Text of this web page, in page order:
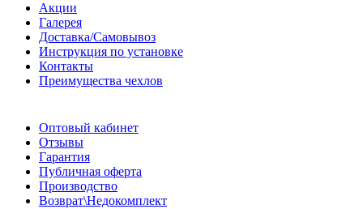
Акции
Галерея
Доставка/Самовывоз
Инструкция по установке
Контакты
Преимущества чехлов
Оптовый кабинет
Отзывы
Гарантия
Публичная оферта
Производство
Возврат\Недокомплект